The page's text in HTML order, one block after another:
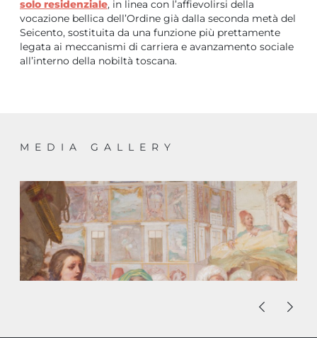
solo residenziale, in linea con l’affievolirsi della
vocazione bellica dell’Ordine già dalla seconda metà del
Seicento, sostituita da una funzione più prettamente
legata ai meccanismi di carriera e avanzamento sociale
all’interno della nobiltà toscana.
MEDIA GALLERY